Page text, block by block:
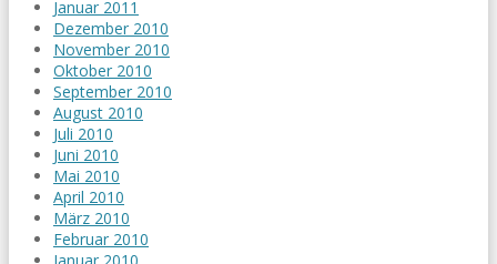
Januar 2011
Dezember 2010
November 2010
Oktober 2010
September 2010
August 2010
Juli 2010
Juni 2010
Mai 2010
April 2010
März 2010
Februar 2010